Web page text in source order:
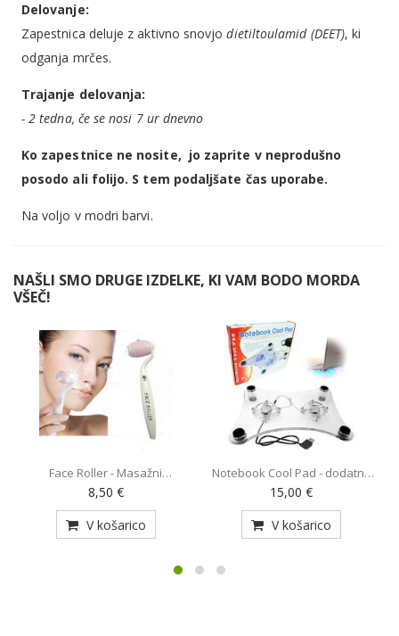
Delovanje:
Zapestnica deluje z aktivno snovjodietiltoulamid (DEET), ki
odganja mrčes.
Trajanje delovanja:
- 2 tedna, če se nosi 7 ur dnevno
Ko zapestnice ne nosite, jo zaprite v neprodušno
posodo ali folijo. S tem podaljšate čas uporabe.
Na voljo v modri barvi.
NAŠLI SMO DRUGE IZDELKE, KI VAM BODO MORDA
VŠEČ!
Face Roller - Masažni
pripomoček (AE-820)
8,50 €
V košarico
Notebook Cool Pad - dodatno
hlajenje za prenosnik z 2
ventilatorjema (MY-128)
15,00 €
V košarico